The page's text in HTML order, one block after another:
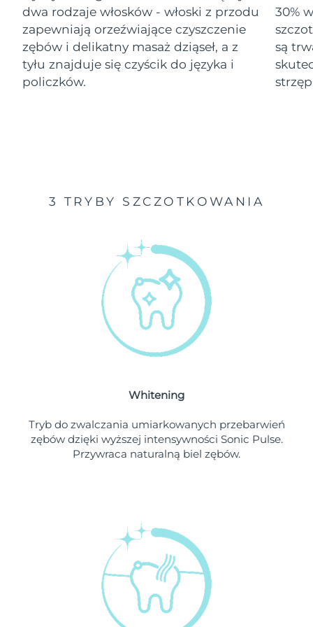
dwa rodzaje włosków - włoski z przodu
zapewniają orzeźwiające czyszczenie
zębów i delikatny masaż dziąseł, a z
tyłu znajduje się czyścik do języka i
policzków.
30%
są
3 TRYBY SZCZOTKOWANIA
Whitening
Tryb do zwalczania umiarkowanych przebarwień
zębów dzięki wyższej intensywności Sonic Pulse.
Przywraca naturalną biel zębów.
Izrael
Oczekiwany czas dostawy
Włochy
Oczekiwany czas dostawy
8/8/26
Kazachstan
8/10/26
Oczekiwany czas dostawy
Oczekiwany czas dostawy
Oczekiwany czas dostawy
SRA Makau (Chiny)
Oczekiwany czas dostawy
Oczekiwany czas dostawy
Oczekiwany czas dostawy
Oczekiwany czas dostawy